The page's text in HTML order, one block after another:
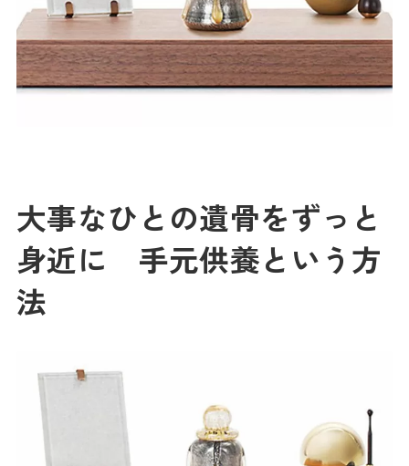
大事なひとの遺骨をずっと
身近に 手元供養という方
法